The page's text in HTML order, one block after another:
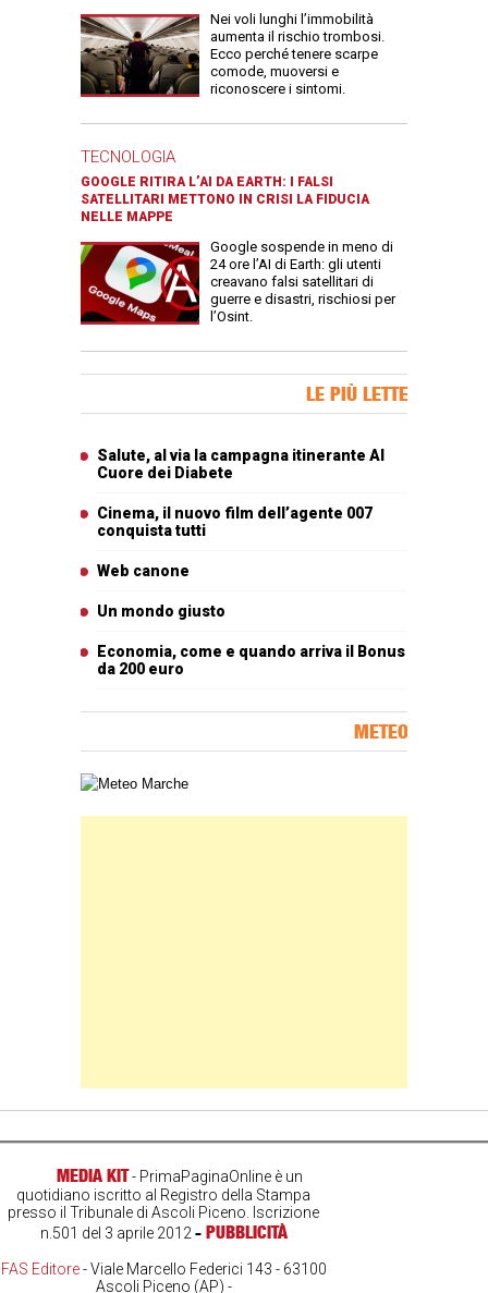
Nei voli lunghi l’immobilità
aumenta il rischio trombosi.
Ecco perché tenere scarpe
comode, muoversi e
riconoscere i sintomi.
TECNOLOGIA
GOOGLE RITIRA L’AI DA EARTH: I FALSI
SATELLITARI METTONO IN CRISI LA FIDUCIA
NELLE MAPPE
Google sospende in meno di
24 ore l’AI di Earth: gli utenti
creavano falsi satellitari di
guerre e disastri, rischiosi per
l’Osint.
LE PIÙ LETTE
Salute, al via la campagna itinerante Al
Cuore dei Diabete
Cinema, il nuovo film dell’agente 007
conquista tutti
Web canone
Un mondo giusto
Economia, come e quando arriva il Bonus
da 200 euro
METEO
Carta meteorologica delle Marche
MEDIA KIT- PrimaPaginaOnline è un
quotidiano iscritto al Registro della Stampa
presso il Tribunale di Ascoli Piceno. Iscrizione
n.501 del 3 aprile 2012- PUBBLICITÀ
FAS Editore- Viale Marcello Federici 143 - 63100
Ascoli Piceno (AP) -